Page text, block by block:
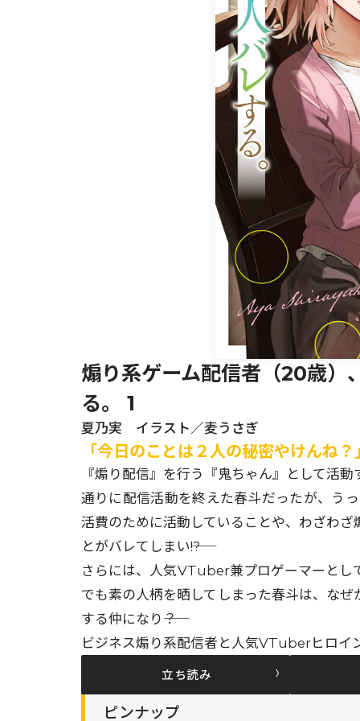
煽り系ゲーム配信者（20歳）
る。 1
夏乃実 イラスト／麦うさぎ
「今日のことは２人の秘密やけんね？
『煽り配信』を行う『鬼ちゃん』として活
通りに配信活動を終えた春斗だったが、う
活費のために活動していることや、わざわ
とがバレてしまい――!?
さらには、人気VTuber兼プロゲーマーとし
でも素の人柄を晒してしまった春斗は、な
する仲になり――？
ビジネス煽り系配信者と人気VTuberヒロイ
立ち読み
ピンナップ